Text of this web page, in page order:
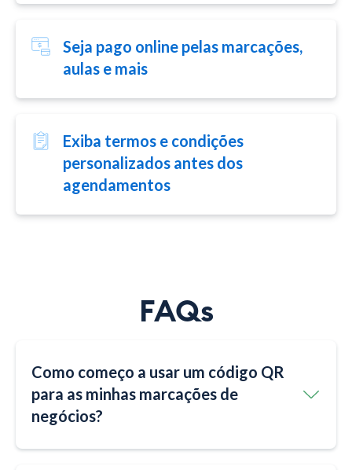
Seja pago online pelas marcações,
aulas e mais
Exiba termos e condições
personalizados antes dos
agendamentos
FAQs
Como começo a usar um código QR
para as minhas marcações de
negócios?